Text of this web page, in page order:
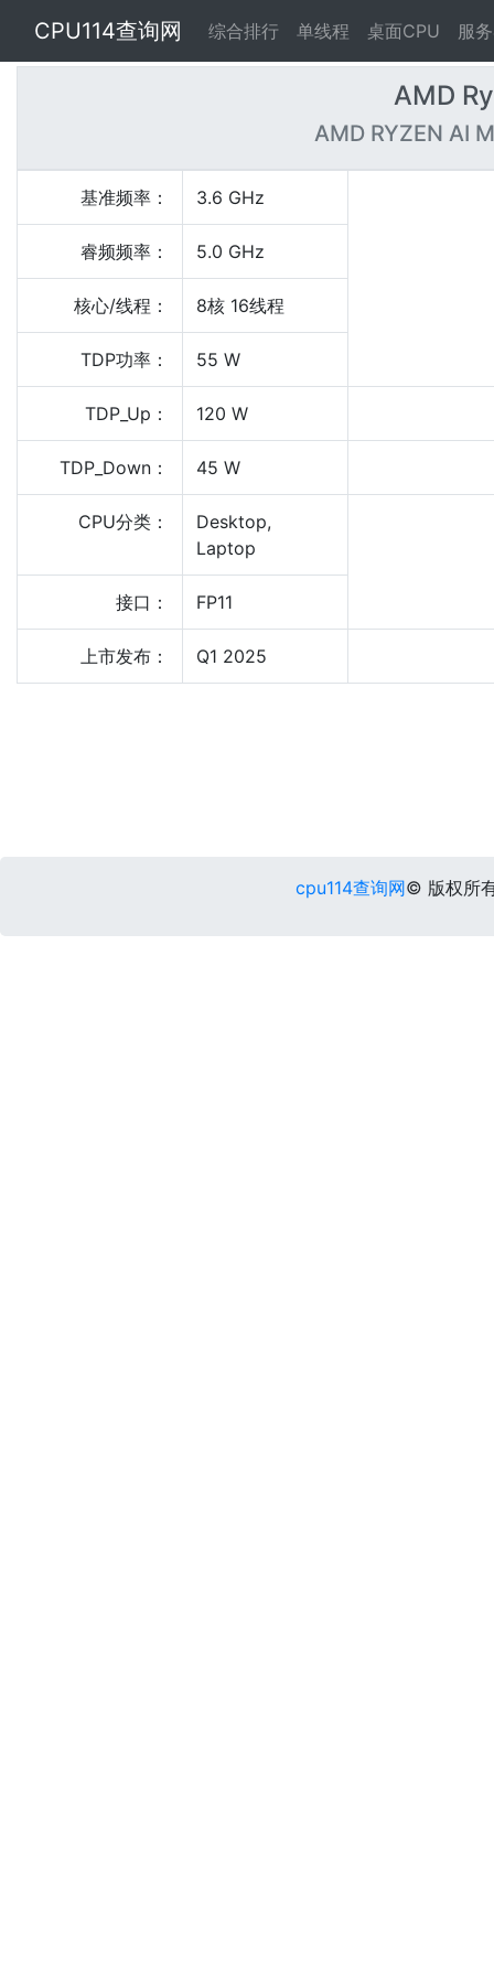
CPU114查询网 综合排行 单线程 桌面CPU 服
AMD
AMD RYZEN AI
基准频率： 3.6 GHz
睿频频率： 5.0 GHz
核心/线程： 8核 16线程
TDP功率： 55 W
TDP_Up： 120 W
TDP_Down： 45 W
CPU分类：
Desktop,
Laptop
接口： FP11
上市发布： Q1 2025
cpu114查询网© 版权所